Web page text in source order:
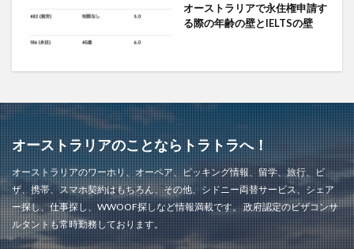
オーストラリアで永住権申請す
る際の年齢の壁とIELTSの壁
オーストラリアのことならトラトラへ！
オーストラリアのワーホリ、オーペア、ピッキング情報、留学、旅行、ビ
ザ、携帯、スマホ契約はもちろん、その他、シドニー両替サービス、シェア
ー探し、仕事探し、WWOOF探しなど情報満載です。 政府認定のビザコンサ
ルタントも常時勤務しております。